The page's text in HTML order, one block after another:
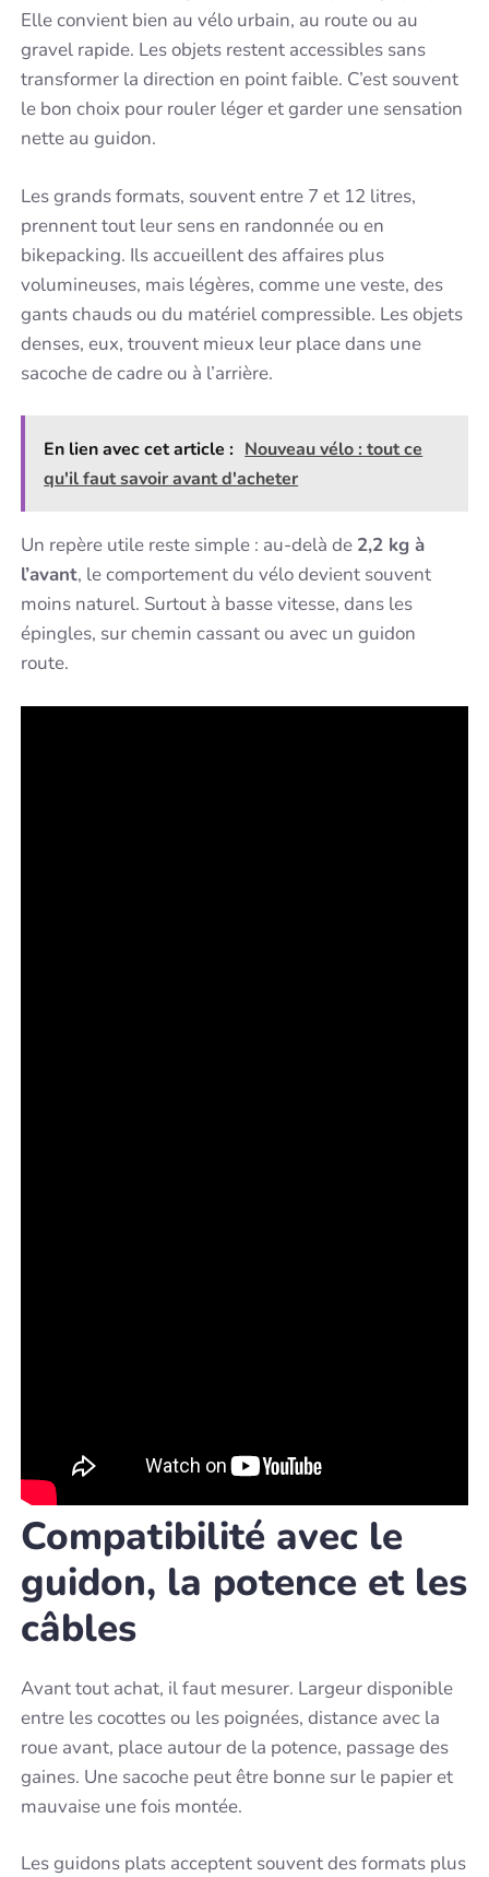
Elle convient bien au vélo urbain, au route ou au
gravel rapide. Les objets restent accessibles sans
transformer la direction en point faible. C’est souvent
le bon choix pour rouler léger et garder une sensation
nette au guidon.
Les grands formats, souvent entre 7 et 12 litres,
prennent tout leur sens en randonnée ou en
bikepacking. Ils accueillent des affaires plus
volumineuses, mais légères, comme une veste, des
gants chauds ou du matériel compressible. Les objets
denses, eux, trouvent mieux leur place dans une
sacoche de cadre ou à l’arrière.
En lien avec cet article : Nouveau vélo : tout ce
qu'il faut savoir avant d'acheter
Un repère utile reste simple : au-delà de 2,2 kg à
l’avant, le comportement du vélo devient souvent
moins naturel. Surtout à basse vitesse, dans les
épingles, sur chemin cassant ou avec un guidon
route.
Compatibilité avec le
guidon, la potence et les
câbles
Avant tout achat, il faut mesurer. Largeur disponible
entre les cocottes ou les poignées, distance avec la
roue avant, place autour de la potence, passage des
gaines. Une sacoche peut être bonne sur le papier et
mauvaise une fois montée.
Les guidons plats acceptent souvent des formats plus